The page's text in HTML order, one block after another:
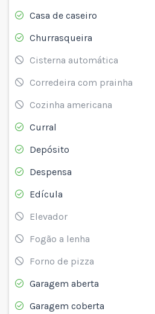
Casa de caseiro
Churrasqueira
Cisterna automática
Corredeira com prainha
Cozinha americana
Curral
Depósito
Despensa
Edícula
Elevador
Fogão a lenha
Forno de pizza
Garagem aberta
Garagem coberta